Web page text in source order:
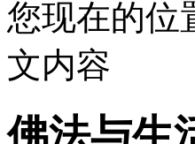
您现在的位
文内容